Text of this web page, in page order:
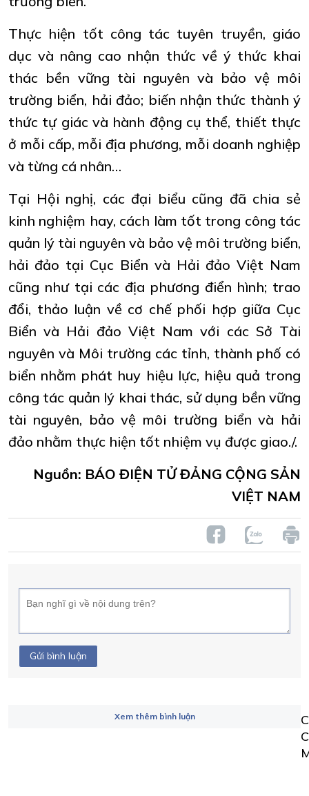
Thực hiện tốt công tác tuyên truyền, giáo
dục và nâng cao nhận thức về ý thức khai
thác bền vững tài nguyên và bảo vệ môi
trường biển, hải đảo; biến nhận thức thành ý
thức tự giác và hành động cụ thể, thiết thực
ở mỗi cấp, mỗi địa phương, mỗi doanh nghiệp
và từng cá nhân…
Tại Hội nghị, các đại biểu cũng đã chia sẻ
kinh nghiệm hay, cách làm tốt trong công tác
quản lý tài nguyên và bảo vệ môi trường biển,
hải đảo tại Cục Biển và Hải đảo Việt Nam
cũng như tại các địa phương điển hình; trao
đổi, thảo luận về cơ chế phối hợp giữa Cục
Biển và Hải đảo Việt Nam với các Sở Tài
nguyên và Môi trường các tỉnh, thành phố có
biển nhằm phát huy hiệu lực, hiệu quả trong
công tác quản lý khai thác, sử dụng bền vững
tài nguyên, bảo vệ môi trường biển và hải
đảo nhằm thực hiện tốt nhiệm vụ được giao./.
Nguồn: BÁO ĐIỆN TỬ ĐẢNG CỘNG SẢN
VIỆT NAM
Gửi bình luận
Xem thêm bình luận